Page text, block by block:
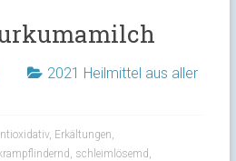
2021 Heilmittel aus aller
, Erkältungen
krampflindernd schleimlösemd